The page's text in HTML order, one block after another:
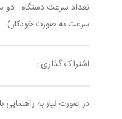
سرعت به صورت خودکار)
اشتراک گذاری :
در صورت نیاز به راهنمایی